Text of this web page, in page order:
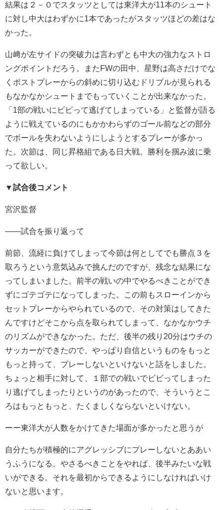
結果は２－０でスタッツとしては東洋大が11本のシュート
に対し中大はわずかに1本であったがスタッツほどの差はな
かった。
山﨑が左サイドの突破力は言わずとも中大の強力なストロ
ングポイントだろう。またFWの田中、星野は高さだけでな
くポストプレーからの斜めに切り込むドリブルが見られる
もなかなかシュートまでもっていくことが出来なかった。
「1部の戦いにビビって逃げてしまっている」と監督が語る
ように戦えているのにもかかわらずのゴール前などの部分
でボールを失わないようにしようとするプレーが多かっ
た。次節は、同じ昇格組である日大戦。勝利を掴み波に乗
って欲しい。
▼試合後コメント
宮沢監督
――試合を振り返って
前節、流経に負けてしまって今節は何としてでも勝点３を
取ろうという意気込みで挑んだのですが、残念な結果にな
ってしまいました。前半の戦いの中でやるべきことができ
ずにゴテゴテになってしまった。この前もスローインから
セットプレーからやられているので、その対策はしてきた
んですけどそこから点を取られてしまって、なかなかウチ
のリズムができなかった。ただ、後半の残り20分はウチの
サッカーができたので、やっぱり自信というものをもっと
もっと持って、プレーしないといけないと話をしました。
ちょっと相手に対して、１部での戦いでビビってしまった
り逃げてしまったりというのがあったので、そういうとこ
ろはもっともっと、たくましくならないといけない。
ーー東洋大が人数をかけてきた場面が多かったと思うが
自分たちが積極的にアグレッシブにプレーしないとああい
うふうになる。やさるべきことをやれば、後半みたいな戦
いができる。それを最初からできるようにしなければいけ
ないと思います。